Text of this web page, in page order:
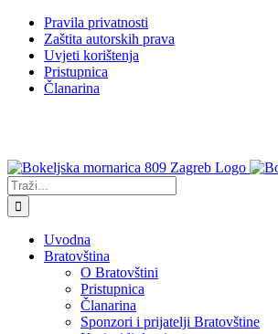
Skip
content
Facebook
YouTubePravila privatnosti
Zaštita autorskih prava
Uvjeti korištenja
Pristupnica
Članarina
Traži...
Uvodna
Bratovština
O Bratovštini
Pristupnica
Članarina
Sponzori i prijatelji Bratovštine